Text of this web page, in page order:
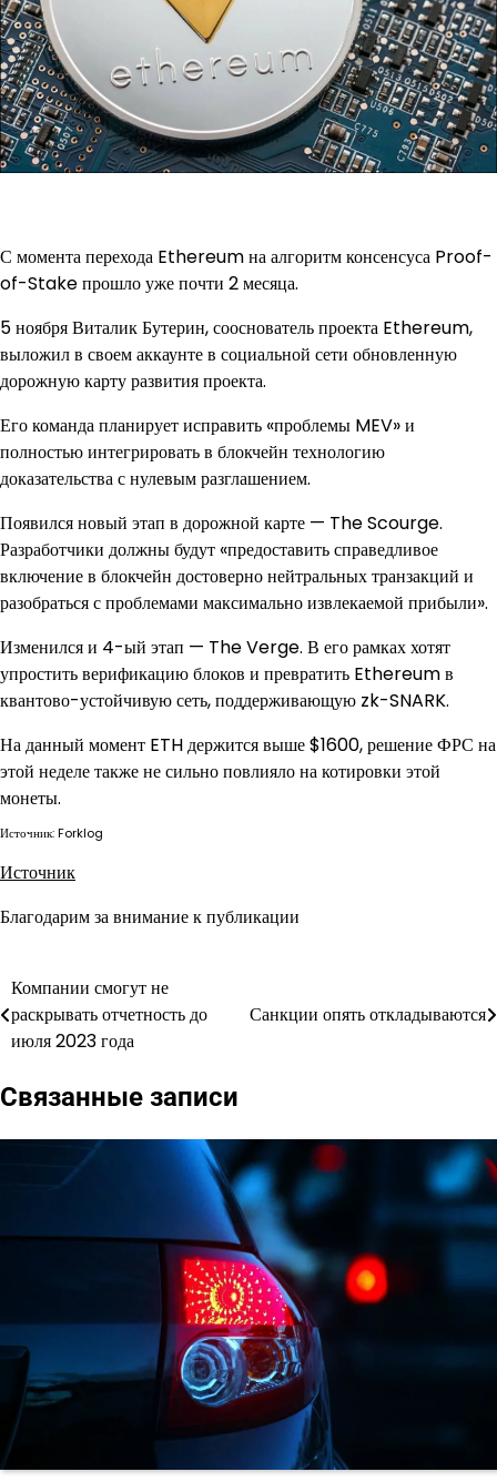
С момента перехода Ethereum на алгоритм консенсуса Proof-
of-Stake прошло уже почти 2 месяца.
5 ноября Виталик Бутерин, сооснователь проекта Ethereum,
выложил в своем аккаунте в социальной сети обновленную
дорожную карту развития проекта.
Его команда планирует исправить «проблемы MEV» и
полностью интегрировать в блокчейн технологию
доказательства с нулевым разглашением.
Появился новый этап в дорожной карте — The Scourge.
Разработчики должны будут «предоставить справедливое
включение в блокчейн достоверно нейтральных транзакций и
разобраться с проблемами максимально извлекаемой прибыли».
Изменился и 4-ый этап — The Verge. В его рамках хотят
упростить верификацию блоков и превратить Ethereum в
квантово-устойчивую сеть, поддерживающую zk-SNARK.
На данный момент ETH держится выше $1600, решение ФРС на
этой неделе также не сильно повлияло на котировки этой
монеты.
Источник: Forklog
Источник
Благодарим за внимание к публикации
Навигация
по
Компании смогут не
раскрывать отчетность до
июля 2023 года
Санкции опять откладываются
Связанные записи